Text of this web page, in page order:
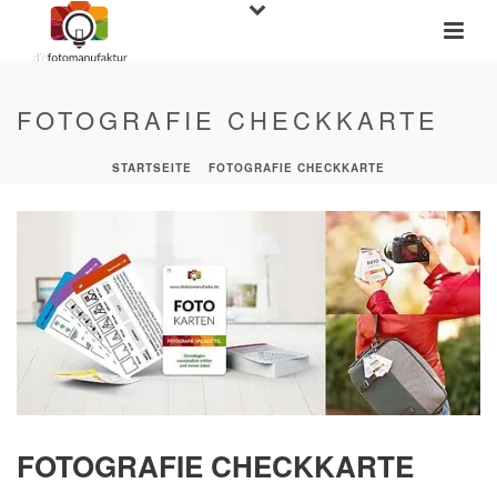
FOTOGRAFIE CHECKKARTE
STARTSEITE FOTOGRAFIE CHECKKARTE
FOTOGRAFIE CHECKKARTE